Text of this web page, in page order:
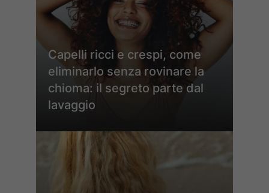
Capelli ricci e crespi, come
eliminarlo senza rovinare la
chioma: il segreto parte dal
lavaggio